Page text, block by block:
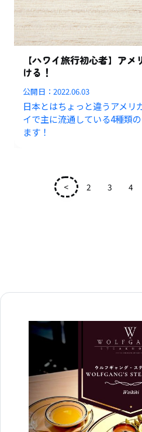
【ハワイ旅行初心者】ア
ける！
公開日：2022.06.03
日本とはちょっと違うアメリ
イで主に流通している4種類
ます！
< 2 3 4
広告